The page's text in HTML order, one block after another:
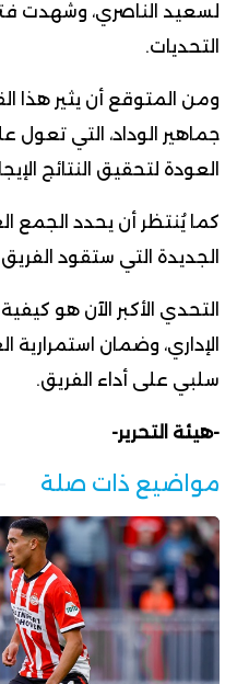
لسعيد الناصري، وشهدت
التحديات.
ومن المتوقع أن يثير هذا
جماهير الوداد، التي تعول
العودة لتحقيق النتائج
كما يُنتظر أن يحدد الجمع
الجديدة التي ستقود
التحدي الأكبر الآن هو
الإداري، وضمان استمرارية
سلبي على أداء الفريق.
-هيئة التحرير-
مواضيع ذات صلة